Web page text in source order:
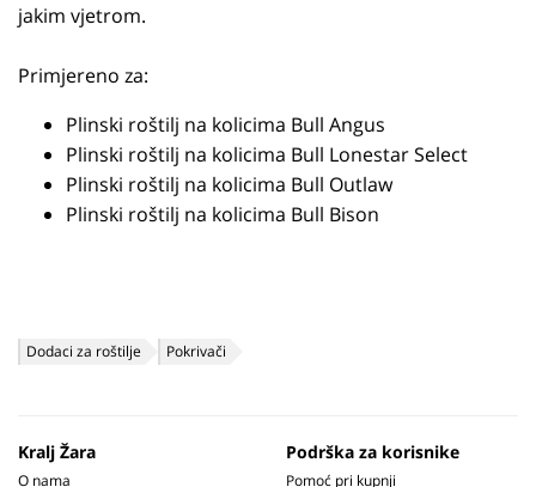
jakim vjetrom.
Primjereno za:
Plinski roštilj na kolicima Bull Angus
Plinski roštilj na kolicima Bull Lonestar Select
Plinski roštilj na kolicima Bull Outlaw
Plinski roštilj na kolicima Bull Bison
Dodaci za roštilje Pokrivači
Kralj Žara
O nama
Podrška za korisnike
Pomoć pri kupnji